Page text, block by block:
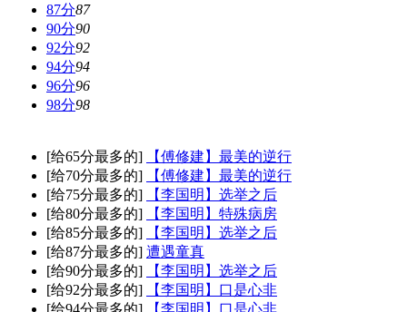
87分87
90分90
92分92
94分94
96分96
98分98
[给65分最多的]
【傅修建】最美的逆行
[给70分最多的]
【傅修建】最美的逆行
[给75分最多的]
【李国明】选举之后
[给80分最多的]
【李国明】特殊病房
[给85分最多的]
【李国明】选举之后
[给87分最多的] 遭遇童真
[给90分最多的]
【李国明】选举之后
[给92分最多的]
【李国明】口是心非